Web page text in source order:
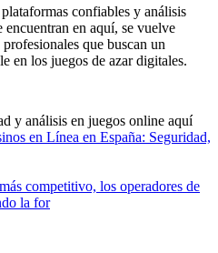
confiables y análisis
encuentran en aquí, se vuelve
que buscan un
en los juegos de azar digitales.
y análisis en juegos online aquí
en Línea en España: Seguridad,
competitivo, los operadores de
la for